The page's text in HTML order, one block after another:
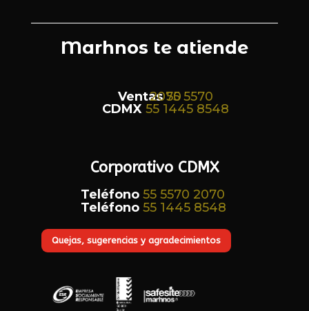
Marhnos te atiende
Ventas55 5570 2070
CDMX 55 1445 8548
Corporativo CDMX
Teléfono 55 5570 2070
Teléfono 55 1445 8548
Quejas, sugerencias y agradecimientos